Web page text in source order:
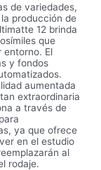
de variedades,
producción de
12 brinda
que
entorno. El
y fondos
aumentada
extraordinaria
a través de
ya que ofrece
en el estudio
al
rodaje.